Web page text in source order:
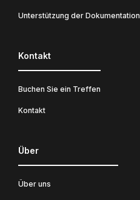
Unterstützung der Dokumentation
Kontakt
Buchen Sie ein Treffen
Kontakt
Über
Über uns